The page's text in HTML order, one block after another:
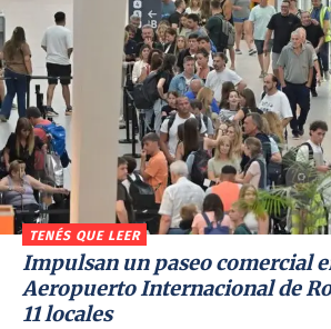
TENÉS QUE LEER
Impulsan un paseo comercial
Aeropuerto Internacional de
11 locales